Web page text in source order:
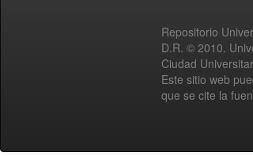
Repositorio
D.R. © 2010.
Ciudad
Este sitio web
que se cite la